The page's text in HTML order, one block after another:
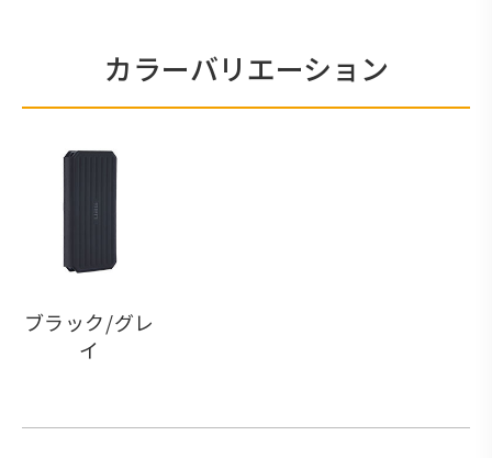
カラーバリエーション
ブラック/グレ
イ